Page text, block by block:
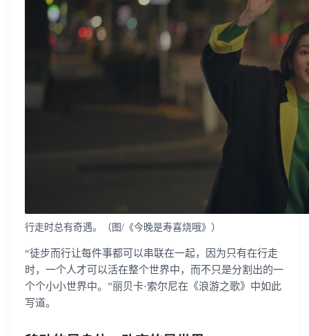
行走时总有奇遇。（图/《今晚是寿喜烧哦》）
“徒步而行让每件事都可以串联在一起，因为只有在行走
时，一个人才可以活在整个世界中，而不只是分割出的一
个个小小世界中。”丽贝卡·索尔尼在《浪游之歌》中如此
写道。